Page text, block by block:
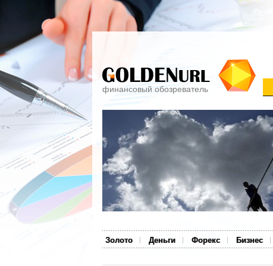
финансовый обозреватель
Золото Деньги Форекс Бизнес